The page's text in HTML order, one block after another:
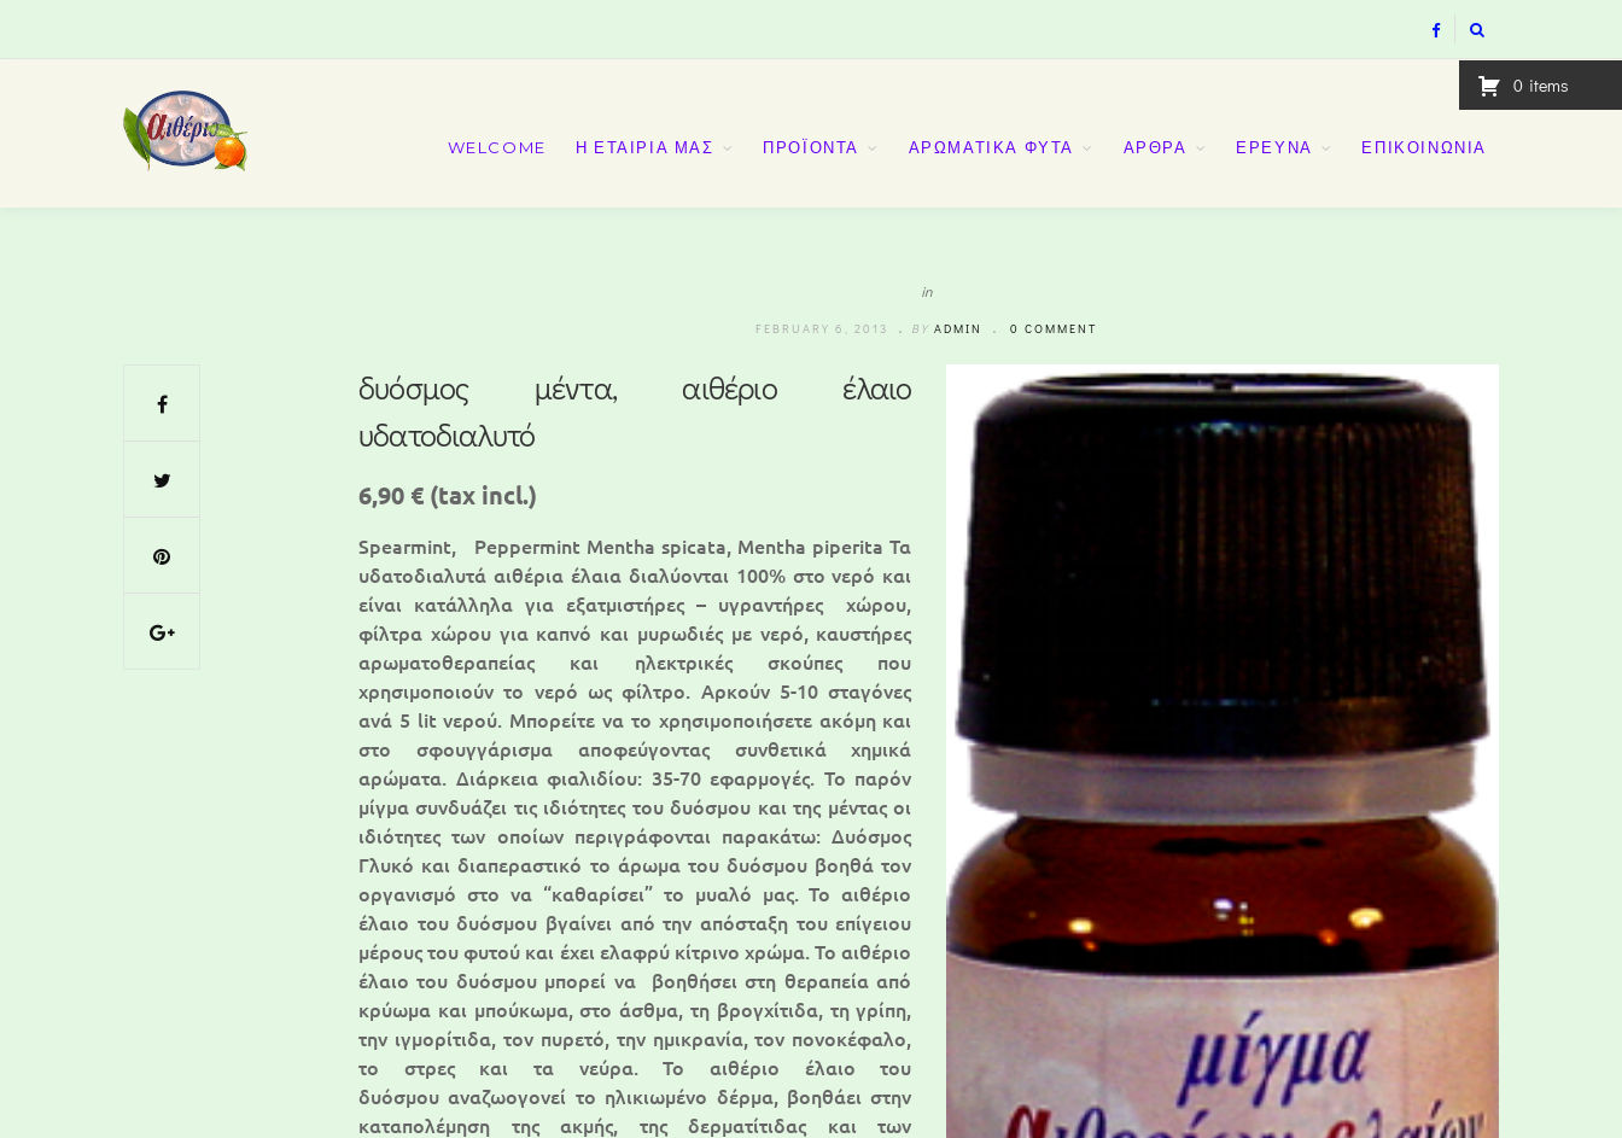
WELCOME Η ΕΤΑΙΡΙΑ ΜΑΣ ΠΡΟΪΟΝΤΑ ΑΡΩΜΑΤΙΚΑ ΦΥΤΑ ΑΡΘΡΑ ΕΡΕΥΝΑ ΕΠΙΚΟΙΝΩΝΙΑ
in
FEBRUARY 6, 2013 BY ADMIN 0 COMMENT
δυόσμος μέντα, αιθέριο έλαιο
υδατοδιαλυτό
6,90 € (tax incl.)
Spearmint, Peppermint Mentha spicata, Mentha piperita Τα
υδατοδιαλυτά αιθέρια έλαια διαλύονται 100% στο νερό και
είναι κατάλληλα για εξατμιστήρες – υγραντήρες χώρου,
φίλτρα χώρου για καπνό και μυρωδιές με νερό, καυστήρες
αρωματοθεραπείας και ηλεκτρικές σκούπες που
χρησιμοποιούν το νερό ως φίλτρο. Αρκούν 5-10 σταγόνες
ανά 5 lit νερού. Μπορείτε να το χρησιμοποιήσετε ακόμη και
στο σφουγγάρισμα αποφεύγοντας συνθετικά χημικά
αρώματα. Διάρκεια φιαλιδίου: 35-70 εφαρμογές. To παρόν
μίγμα συνδυάζει τις ιδιότητες του δυόσμου και της μέντας οι
ιδιότητες των οποίων περιγράφονται παρακάτω: Δυόσμος
Γλυκό και διαπεραστικό το άρωμα του δυόσμου βοηθά τον
οργανισμό στο να “καθαρίσει” το μυαλό μας. Το αιθέριο
έλαιο του δυόσμου βγαίνει από την απόσταξη του επίγειου
μέρους του φυτού και έχει ελαφρύ κίτρινο χρώμα. Το αιθέριο
έλαιο του δυόσμου μπορεί να βοηθήσει στη θεραπεία από
κρύωμα και μπούκωμα, στο άσθμα, τη βρογχίτιδα, τη γρίπη,
την ιγμορίτιδα, τον πυρετό, την ημικρανία, τον πονοκέφαλο,
το στρες και τα νεύρα. Το αιθέριο έλαιο του
δυόσμου αναζωογονεί το ηλικιωμένο δέρμα, βοηθάει στην
καταπολέμηση της ακμής, της δερματίτιδας και των
0 items